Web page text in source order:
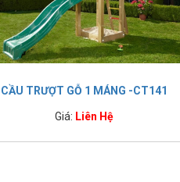
CẦU TRƯỢT GỖ 1 MÁNG -CT141
Giá: Liên Hệ